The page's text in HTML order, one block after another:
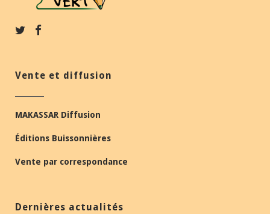
Vente et diffusion
MAKASSAR Diffusion
Éditions Buissonnières
Vente par correspondance
Dernières actualités